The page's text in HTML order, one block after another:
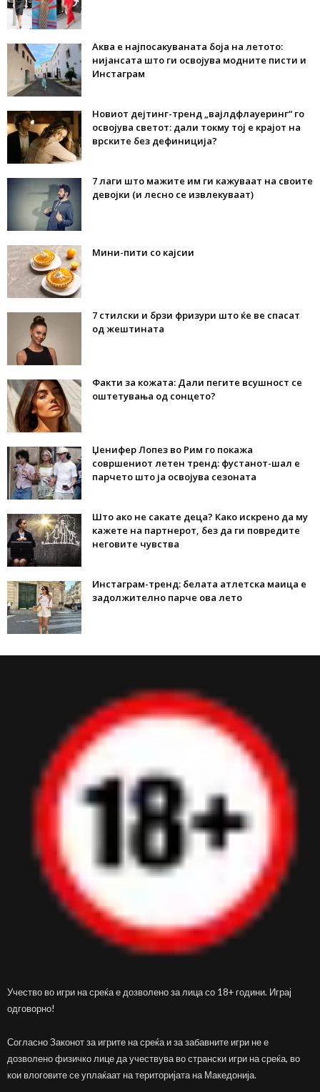
Аква е најпосакуваната боја на летото:
нијансата што ги освојува модните писти и
Инстаграм
Новиот дејтинг-тренд „вајлдфлауеринг“ го
освојува светот: дали токму тој е крајот на
врските без дефиниција?
7 лаги што мажите им ги кажуваат на своите
девојки (и лесно се извлекуваат)
Мини-пити со кајсии
7 стилски и брзи фризури што ќе ве спасат
од жештината
Факти за кожата: Дали пегите всушност се
оштетувања од сонцето?
Џенифер Лопез во Рим го покажа
совршениот летен тренд: фустанот-шал е
парчето што ја освојува сезоната
Што ако не сакате деца? Како искрено да му
кажете на партнерот, без да ги повредите
неговите чувства
Инстаграм-тренд: белата атлетска маица е
задолжително парче ова лето
Учество во игри на среќа е дозволено за лица со 18+ години. Играј
одговорно!
Согласно Законот за игрите на среќа и за забавните игри не е
дозволено физичко лице да учествува во странски игри на среќа, во
кои влоговите се уплаќаат на територијата на Македонија.